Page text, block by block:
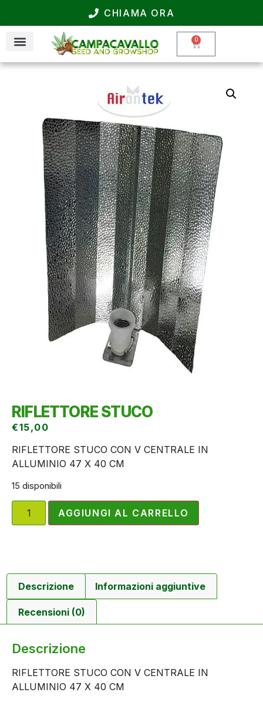
CHIAMA ORA
0
RIFLETTORE STUCO
€15,00
RIFLETTORE STUCO CON V CENTRALE IN
ALLUMINIO 47 X 40 CM
15 disponibili
AGGIUNGI AL CARRELLO
Descrizione Informazioni aggiuntive
Recensioni (0)
Descrizione
RIFLETTORE STUCO CON V CENTRALE IN
ALLUMINIO 47 X 40 CM